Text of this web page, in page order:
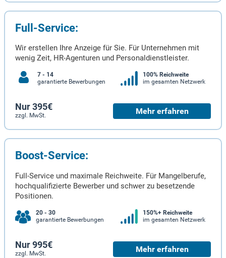
Full-Service:
Wir erstellen Ihre Anzeige für Sie. Für Unternehmen mit
wenig Zeit, HR-Agenturen und Personaldienstleister.
7 - 14
garantierte Bewerbungen
100% Reichweite
im gesamten Netzwerk
Nur 395€
zzgl. MwSt. Mehr erfahren
Boost-Service:
Full-Service und maximale Reichweite. Für Mangelberufe,
hochqualifizierte Bewerber und schwer zu besetzende
Positionen.
20 - 30
garantierte Bewerbungen
150%+ Reichweite
im gesamten Netzwerk
Nur 995€
zzgl. MwSt. Mehr erfahren